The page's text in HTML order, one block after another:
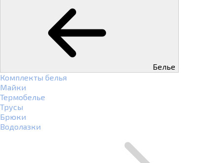
Белье
Комплекты белья
Майки
Термобелье
Трусы
Брюки
Водолазки